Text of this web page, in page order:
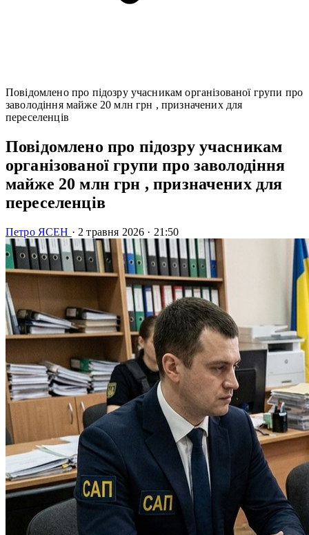
Повідомлено про підозру учасникам організованої групи про
заволодіння майже 20 млн грн , призначених для
переселенців
Повідомлено про підозру учасникам
організованої групи про заволодіння
майже 20 млн грн , призначених для
переселенців
Петро ЯСЕН · 2 травня 2026 · 21:50